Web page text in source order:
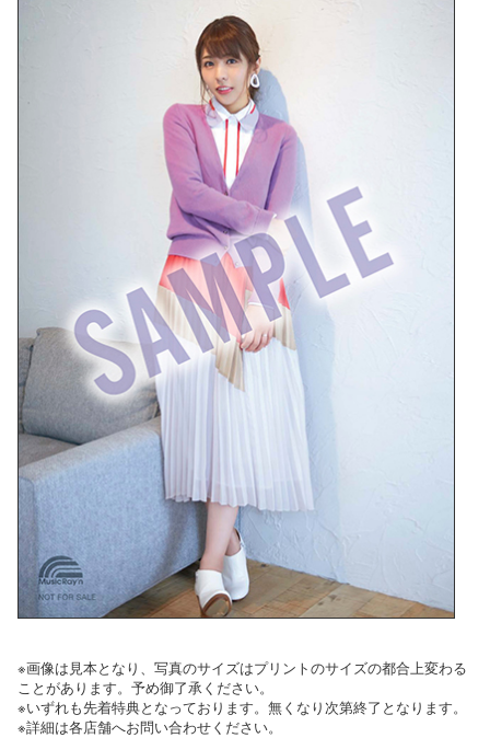
※画像は見本となり、写真のサイズはプリントのサイズの都合上変わる
ことがあります。予め御了承ください。
※いずれも先着特典となっております。無くなり次第終了となります。
※詳細は各店舗へお問い合わせください。